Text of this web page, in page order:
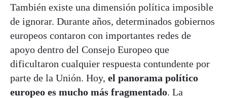
También existe una dimensión política imposible
de ignorar. Durante años, determinados gobiernos
europeos contaron con importantes redes de
apoyo dentro del Consejo Europeo que
dificultaron cualquier respuesta contundente por
parte de la Unión. Hoy, el panorama político
europeo es mucho más fragmentado. La